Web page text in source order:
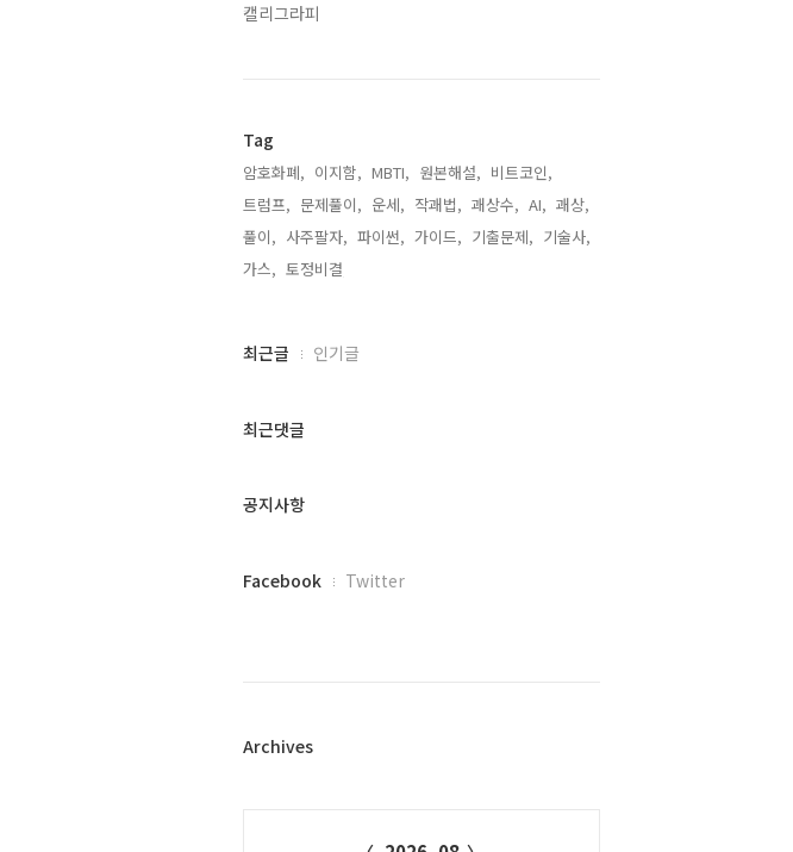
캘리그라피
Tag
암호화폐, 이지함, MBTI, 원본해설, 비트코인,
트럼프, 문제풀이, 운세, 작괘법, 괘상수, AI, 괘상,
풀이, 사주팔자, 파이썬, 가이드, 기출문제, 기술사,
가스, 토정비결,
최
과
글
최근글 인기글
최근댓글
공지사항
페
플
Facebook Twitter
Archives